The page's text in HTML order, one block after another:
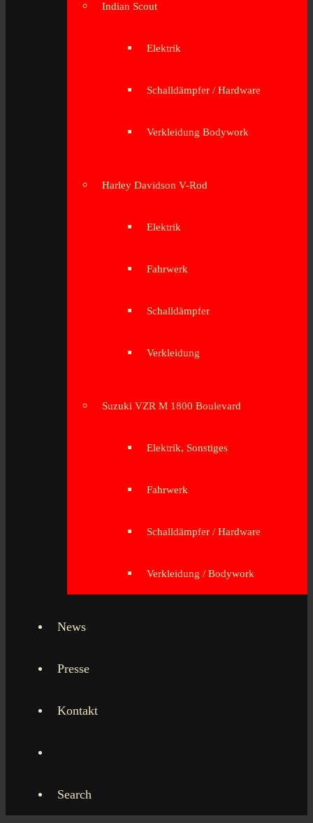
Indian Scout
Elektrik
Schalldämpfer / Hardware
Verkleidung Bodywork
Harley Davidson V-Rod
Elektrik
Fahrwerk
Schalldämpfer
Verkleidung
Suzuki VZR M 1800 Boulevard
Elektrik, Sonstiges
Fahrwerk
Schalldämpfer / Hardware
Verkleidung / Bodywork
News
Presse
Kontakt
Search